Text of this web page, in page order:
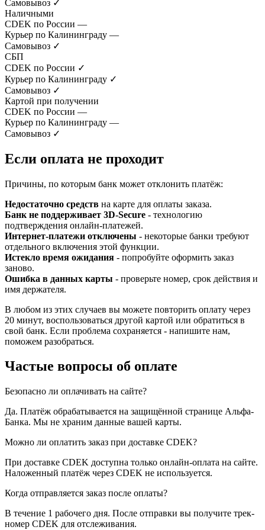
Самовывоз ✓
Наличными
CDEK по России —
Курьер по Калининграду —
Самовывоз ✓
СБП
CDEK по России ✓
Курьер по Калининграду ✓
Самовывоз ✓
Картой при получении
CDEK по России —
Курьер по Калининграду —
Самовывоз ✓
Если оплата не проходит
Причины, по которым банк может отклонить платёж:
Недостаточно средств на карте для оплаты заказа.
Банк не поддерживает 3D-Secure - технологию
подтверждения онлайн-платежей.
Интернет-платежи отключены - некоторые банки требуют
отдельного включения этой функции.
Истекло время ожидания - попробуйте оформить заказ
заново.
Ошибка в данных карты - проверьте номер, срок действия и
имя держателя.
В любом из этих случаев вы можете повторить оплату через
20 минут, воспользоваться другой картой или обратиться в
свой банк. Если проблема сохраняется - напишите нам,
поможем разобраться.
Частые вопросы об оплате
Безопасно ли оплачивать на сайте?
Да. Платёж обрабатывается на защищённой странице Альфа-
Банка. Мы не храним данные вашей карты.
Можно ли оплатить заказ при доставке CDEK?
При доставке CDEK доступна только онлайн-оплата на сайте.
Наложенный платёж через CDEK не используется.
Когда отправляется заказ после оплаты?
В течение 1 рабочего дня. После отправки вы получите трек-
номер CDEK для отслеживания.